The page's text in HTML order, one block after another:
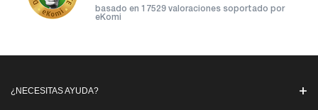
basado en 17529 valoraciones soportado por
eKomi
¿NECESITAS AYUDA?